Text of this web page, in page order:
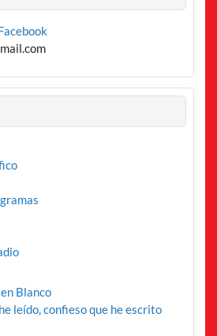
Blanco
leído, confieso que he escrito